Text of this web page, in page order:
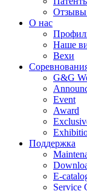
Отзывы
О нас
Наше
Вехи
G&G
Event
Award
Поддержка
E-
Service